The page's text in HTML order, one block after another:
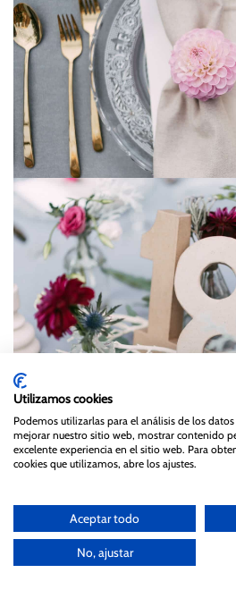
Utilizamos cookies
Podemos utilizarlas para el análisis de los
mejorar nuestro sitio web, mostrar contenido
excelente experiencia en el sitio web. Para
cookies que utilizamos, abre los ajustes.
Aceptar todo
No, ajustar